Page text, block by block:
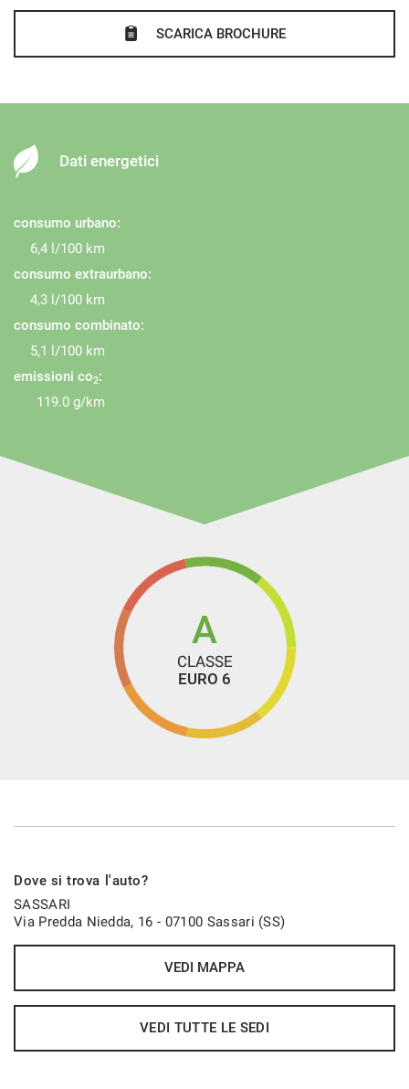
SCARICA BROCHURE
Dati energetici
consumo urbano:
6,4 l/100 km
consumo extraurbano:
4,3 l/100 km
consumo combinato:
5,1 l/100 km
emissioni co2:
119.0 g/km
A
CLASSE
EURO 6
Dove si trova l'auto?
SASSARI
Via Predda Niedda, 16 - 07100 Sassari (SS)
VEDI MAPPA
VEDI TUTTE LE SEDI